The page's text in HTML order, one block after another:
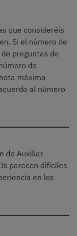
que consideréis
Si el número de
preguntas de
de
máxima
al número
de Auxiliar
parecen difíciles
en los